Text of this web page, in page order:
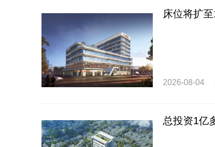
床位将扩
2026-08-04
总投资1亿